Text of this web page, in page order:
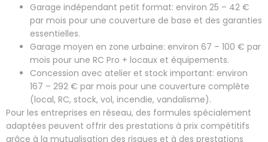
Garage indépendant petit format: environ 25 – 42 €
par mois pour une couverture de base et des garanties
essentielles.
Garage moyen en zone urbaine: environ 67 – 100 € par
mois pour une RC Pro + locaux et équipements.
Concession avec atelier et stock important: environ
167 – 292 € par mois pour une couverture complète
(local, RC, stock, vol, incendie, vandalisme).
Pour les entreprises en réseau, des formules spécialement
adaptées peuvent offrir des prestations à prix compétitifs
grâce à la mutualisation des risques et à des prestations